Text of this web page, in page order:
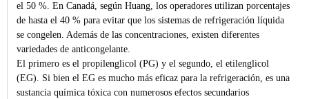
el 50 %. En Canadá, según Huang, los operadores utilizan porcentajes
de hasta el 40 % para evitar que los sistemas de refrigeración líquida
se congelen. Además de las concentraciones, existen diferentes
variedades de anticongelante.
El primero es el propilenglicol (PG) y el segundo, el etilenglicol
(EG). Si bien el EG es mucho más eficaz para la refrigeración, es una
sustancia química tóxica con numerosos efectos secundarios